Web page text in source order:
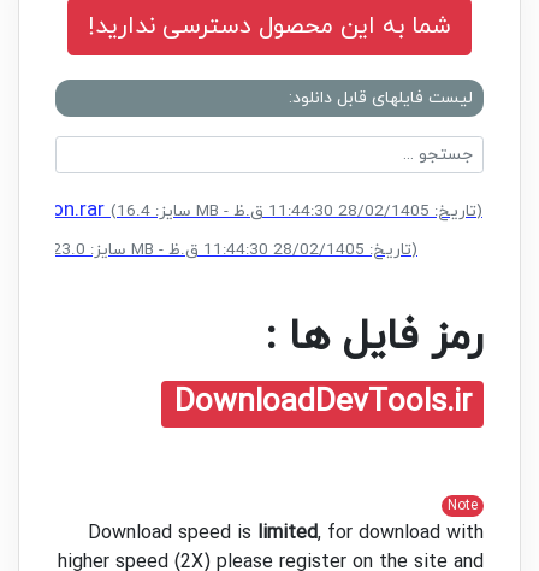
شما به این محصول دسترسی ندارید!
لیست فایلهای قابل دانلود:
Edition.rar (سایز: 16.4 MB - تاریخ: 28/02/1405 11:44:30 ق.ظ)
(سایز: 23.0 MB - تاریخ: 28/02/1405 11:44:30 ق.ظ)
رمز فایل ها :
DownloadDevTools.ir
Note
Download speed is limited, for download with
higher speed (2X) please register on the site and